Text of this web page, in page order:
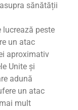
sănătății
lucrează peste
un atac
aproximativ
Unite și
adună
un atac
mult